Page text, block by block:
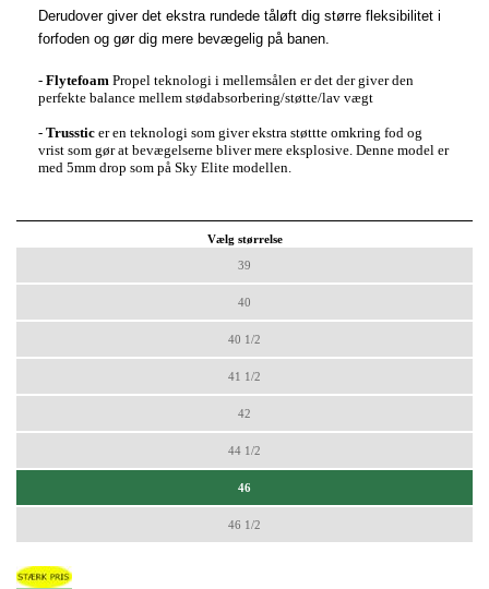
Derudover giver det ekstra rundede tåløft dig større fleksibilitet i
forfoden og gør dig mere bevægelig på banen.
- Flytefoam Propel teknologi i mellemsålen er det der giver den
perfekte balance mellem stødabsorbering/støtte/lav vægt
- Trusstic er en teknologi som giver ekstra støttte omkring fod og
vrist som gør at bevægelserne bliver mere eksplosive. Denne model er
med 5mm drop som på Sky Elite modellen.
Vælg størrelse
39
40
40 1/2
41 1/2
42
44 1/2
46
46 1/2